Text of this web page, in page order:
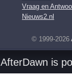
Vraag en
Nieuws2.nl
© 1999-2026
AfterDawn is